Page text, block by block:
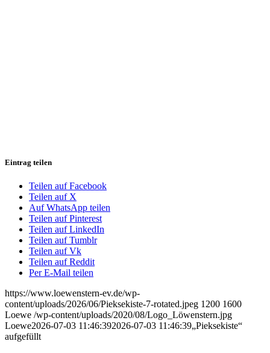
Eintrag teilen
Teilen auf Facebook
Teilen auf X
Auf WhatsApp teilen
Teilen auf Pinterest
Teilen auf LinkedIn
Teilen auf Tumblr
Teilen auf Vk
Teilen auf Reddit
Per E-Mail teilen
https://www.loewenstern-ev.de/wp-
content/uploads/2026/06/Pieksekiste-7-rotated.jpeg 1200 1600
Loewe /wp-content/uploads/2020/08/Logo_Löwenstern.jpg
Loewe2026-07-03 11:46:392026-07-03 11:46:39„Pieksekiste“
aufgefüllt